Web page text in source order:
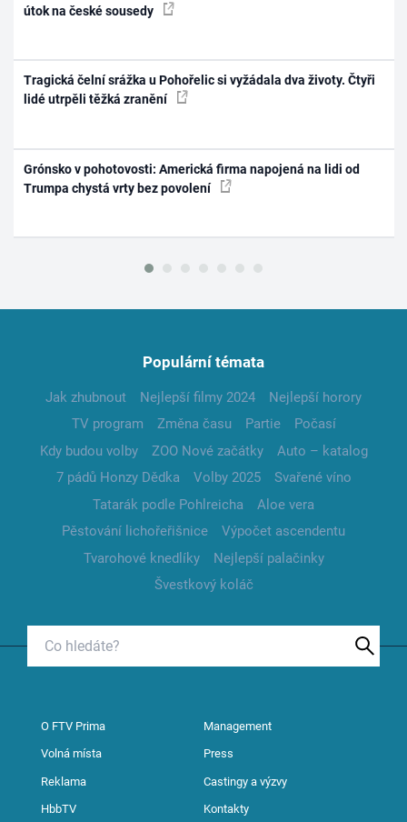
útok na české sousedy
Tragická čelní srážka u Pohořelic si vyžádala dva životy. Čtyři
lidé utrpěli těžká zranění
Grónsko v pohotovosti: Americká firma napojená na lidi od
Trumpa chystá vrty bez povolení
Populární témata
Jak zhubnout Nejlepší filmy 2024
Nejlepší horory
TV program
Změna času Partie
Počasí
Kdy budou volby
ZOO Nové začátky
Auto – katalog
7 pádů Honzy Dědka
Volby 2025
Svařené víno
Tatarák podle Pohlreicha
Aloe vera
Pěstování lichořeřišnice
Výpočet ascendentu
Tvarohové knedlíky
Nejlepší palačinky
Švestkový koláč
O FTV Prima Management
Volná místa Press
Reklama Castingy a výzvy
HbbTV Kontakty